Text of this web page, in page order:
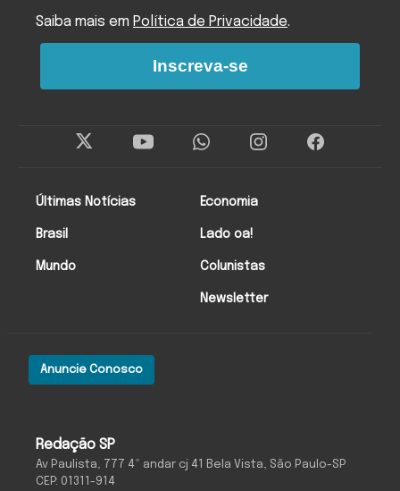
Redação SP
Av Paulista, 777 4º andar cj 41 Bela Vista, São Paulo-SP
CEP: 01311-914
Anuncie Conosco
Últimas Notícias
Brasil
Mundo
Economia
Lado oa!
Colunistas
Newsletter
Saiba mais em Política de Privacidade.
Inscreva-se